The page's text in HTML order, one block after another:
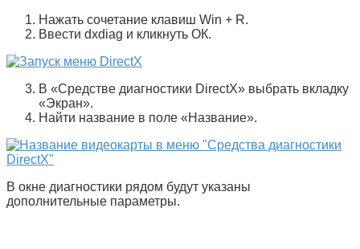
Нажать сочетание клавиш Win + R.
Ввести dxdiag и кликнуть ОК.
В «Средстве диагностики DirectX» выбрать вкладку
«Экран».
Найти название в поле «Название».
В окне диагностики рядом будут указаны
дополнительные параметры.